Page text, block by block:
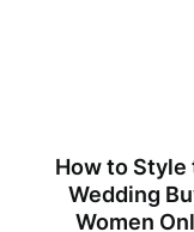
How to Style
Wedding
Women